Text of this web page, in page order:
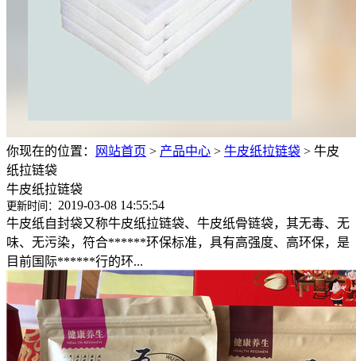
你现在的位置： 网站首页 > 产品中心 > 牛皮纸拉链袋 > 牛皮
纸拉链袋
牛皮纸拉链袋
更新时间： 2019-03-08 14:55:54
牛皮纸自封袋又称牛皮纸拉链袋、牛皮纸骨链袋，其无毒、无
味、无污染，符合******环保标准，具有高强度、高环保，是
目前国际******行的环...